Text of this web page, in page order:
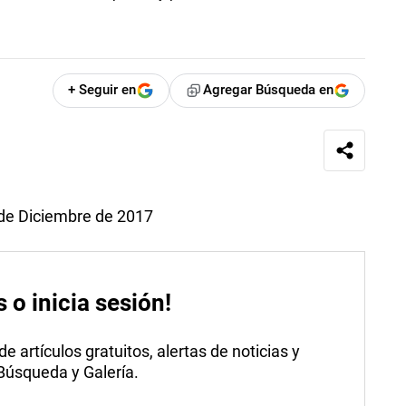
+ Seguir en Agregar Búsqueda en
Diciembre de 2017
o inicia sesión!
artículos gratuitos, alertas de noticias y
y Galería.